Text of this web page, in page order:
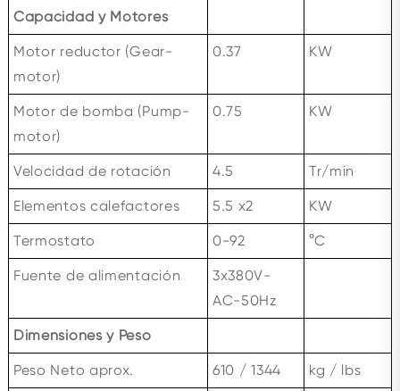
Capacidad y Motores
Motor reductor (Gear-
motor)
0.37 KW
Motor de bomba (Pump-
motor)
0.75 KW
Velocidad de rotación 4.5 Tr/min
Elementos calefactores 5.5 x2 KW
Termostato 0-92 °C
Fuente de alimentación
3x380V-
AC-50Hz
Dimensiones y Peso
Peso Neto aprox. 610 / 1344 kg / lbs